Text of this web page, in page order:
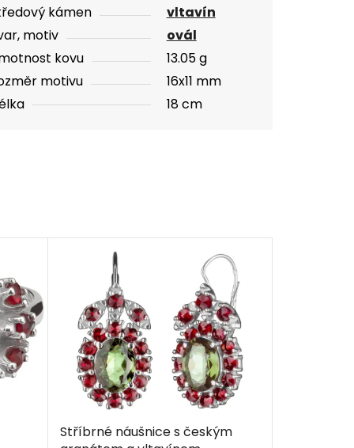
kámen
vltavín
motiv
ovál
kovu
13.05 g
motivu
16x11 mm
18 cm
Stříbrné náušnice s českým